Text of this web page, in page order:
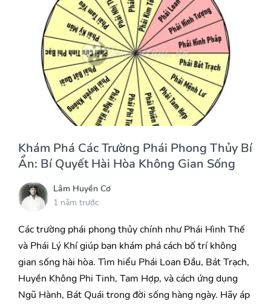
Khám Phá Các Trường Phái Phong Thủy Bí
Ẩn: Bí Quyết Hài Hòa Không Gian Sống
Lâm Huyền Cơ
1 năm trước
Các trường phái phong thủy chính như Phái Hình Thế
và Phái Lý Khí giúp bạn khám phá cách bố trí không
gian sống hài hòa. Tìm hiểu Phái Loan Đầu, Bát Trạch,
Huyền Không Phi Tinh, Tam Hợp, và cách ứng dụng
Ngũ Hành, Bát Quái trong đời sống hàng ngày. Hãy áp